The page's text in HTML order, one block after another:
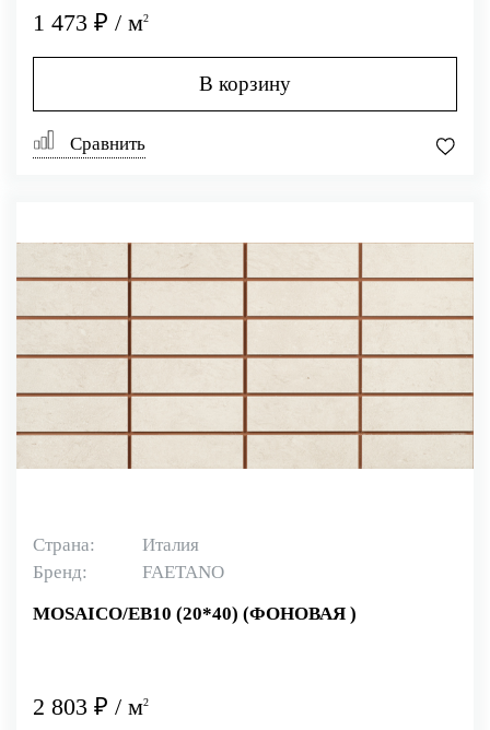
1 473 ₽ / м2
В корзину
Сравнить
Страна:
Италия
Бренд:
FAETANO
MOSAICO/EB10 (20*40) (ФОНОВАЯ )
2 803 ₽ / м2